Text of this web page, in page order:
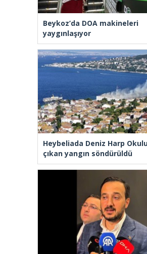
Beykoz’da DOA makineleri
yaygınlaşıyor
Heybeliada Deniz Harp
çıkan yangın söndürüldü